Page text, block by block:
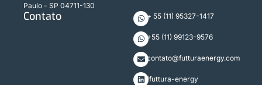
Paulo - SP 04711-130
Contato + 55 (11) 95327-1417
+55 (11) 99123-9576
contato@futturaenergy.com
/futtura-energy